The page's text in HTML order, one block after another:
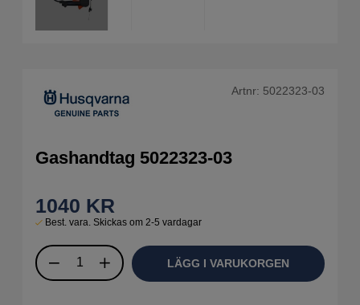
Artnr: 5022323-03
Gashandtag 5022323-03
1040 KR
Best. vara. Skickas om 2-5 vardagar
LÄGG I VARUKORGEN